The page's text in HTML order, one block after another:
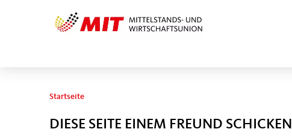
Sie sind hier
Startseite
DIESE SEITE EINEM FREUND SCHICKEN